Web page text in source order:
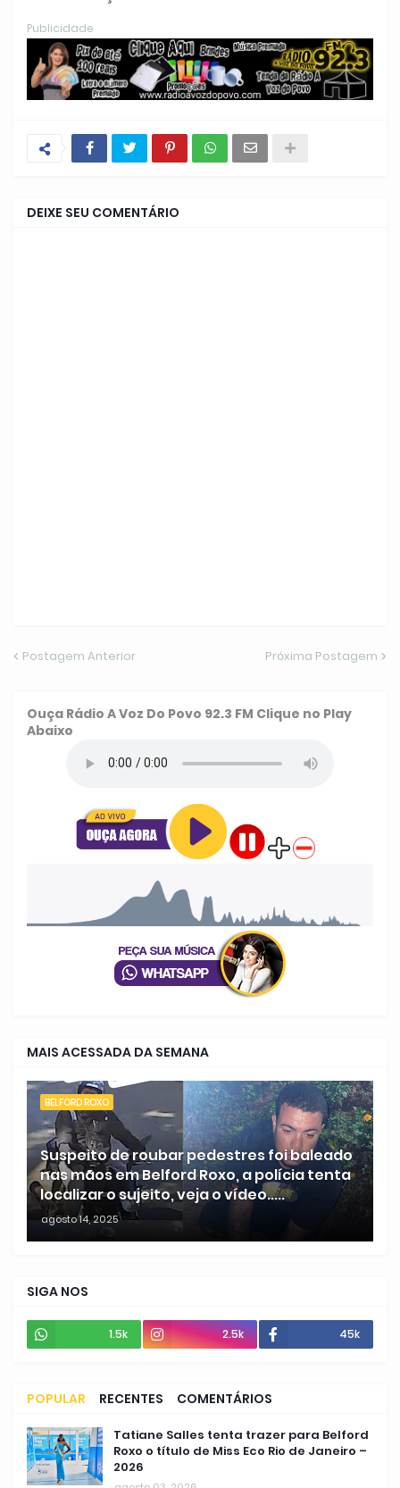
Publicidade
DEIXE SEU COMENTÁRIO
Postagem Anterior Próxima Postagem
Ouça Rádio A Voz Do Povo 92.3 FM Clique no Play
Abaixo
MAIS ACESSADA DA SEMANA
BELFORD ROXO
Suspeito de roubar pedestres foi baleado
nas mãos em Belford Roxo, a polícia tenta
localizar o sujeito, veja o vídeo.....
agosto 14, 2025
SIGA NOS
1.5k 2.5k 45k
POPULAR RECENTES COMENTÁRIOS
Tatiane Salles tenta trazer para Belford
Roxo o título de Miss Eco Rio de Janeiro –
2026